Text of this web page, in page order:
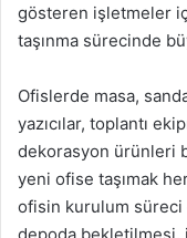
gösteren işletmeler
taşınma sürecinde
Ofislerde masa,
yazıcılar, toplantı
dekorasyon ürünleri
yeni ofise taşımak
ofisin kurulum süreci
depoda bekletilmesi,